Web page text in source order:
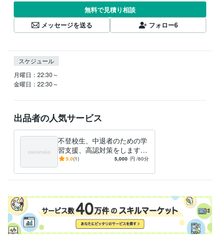
無料で見積り相談
メッセージを送る
フォロー6
スケジュール
月曜日：22:30～
金曜日：22:30～
出品者の人気サービス
不登校生、中退者のための学
習支援、高認対策をします
小・中不登校生への学習支
対策です！
5.0(1) 5,000 円 /60分